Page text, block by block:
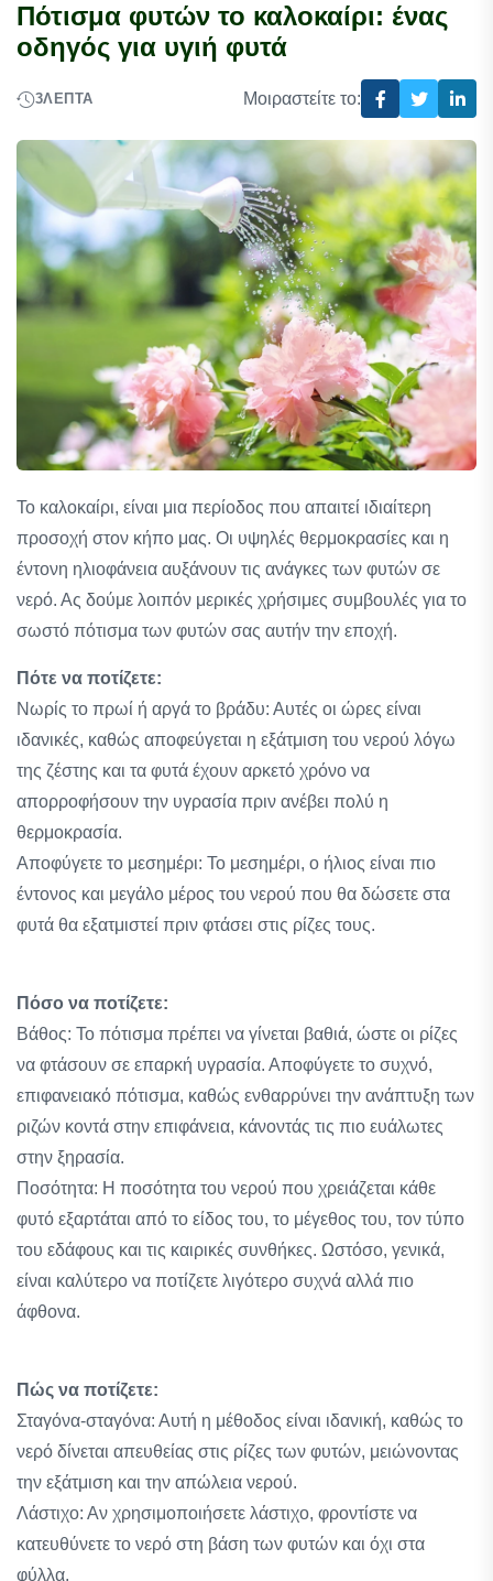
Πότισμα φυτών το καλοκαίρι: ένας
οδηγός για υγιή φυτά
3ΛΕΠΤΆ Μοιραστείτε το:
Το καλοκαίρι, είναι μια περίοδος που απαιτεί ιδιαίτερη
προσοχή στον κήπο μας. Οι υψηλές θερμοκρασίες και η
έντονη ηλιοφάνεια αυξάνουν τις ανάγκες των φυτών σε
νερό. Ας δούμε λοιπόν μερικές χρήσιμες συμβουλές για το
σωστό πότισμα των φυτών σας αυτήν την εποχή.
Πότε να ποτίζετε:
Νωρίς το πρωί ή αργά το βράδυ: Αυτές οι ώρες είναι
ιδανικές, καθώς αποφεύγεται η εξάτμιση του νερού λόγω
της ζέστης και τα φυτά έχουν αρκετό χρόνο να
απορροφήσουν την υγρασία πριν ανέβει πολύ η
θερμοκρασία.
Αποφύγετε το μεσημέρι: Το μεσημέρι, ο ήλιος είναι πιο
έντονος και μεγάλο μέρος του νερού που θα δώσετε στα
φυτά θα εξατμιστεί πριν φτάσει στις ρίζες τους.
Πόσο να ποτίζετε:
Βάθος: Το πότισμα πρέπει να γίνεται βαθιά, ώστε οι ρίζες
να φτάσουν σε επαρκή υγρασία. Αποφύγετε το συχνό,
επιφανειακό πότισμα, καθώς ενθαρρύνει την ανάπτυξη των
ριζών κοντά στην επιφάνεια, κάνοντάς τις πιο ευάλωτες
στην ξηρασία.
Ποσότητα: Η ποσότητα του νερού που χρειάζεται κάθε
φυτό εξαρτάται από το είδος του, το μέγεθος του, τον τύπο
του εδάφους και τις καιρικές συνθήκες. Ωστόσο, γενικά,
είναι καλύτερο να ποτίζετε λιγότερο συχνά αλλά πιο
άφθονα.
Πώς να ποτίζετε:
Σταγόνα-σταγόνα: Αυτή η μέθοδος είναι ιδανική, καθώς το
νερό δίνεται απευθείας στις ρίζες των φυτών, μειώνοντας
την εξάτμιση και την απώλεια νερού.
Λάστιχο: Αν χρησιμοποιήσετε λάστιχο, φροντίστε να
κατευθύνετε το νερό στη βάση των φυτών και όχι στα
φύλλα.